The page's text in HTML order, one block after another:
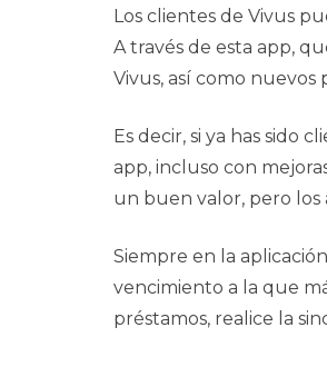
Los clientes de Vivus
A través de esta app,
Vivus, así como nuevos
Es decir, si ya has sido
app, incluso con
un buen valor, pero los
Siempre en la
vencimiento a la que
préstamos, realice la